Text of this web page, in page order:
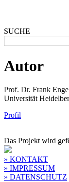
SUCHE
Autor
Prof. Dr. Frank
Universität
Profil
Das Projekt wird
» KONTAKT
» IMPRESSUM
» DATENSCHUTZ